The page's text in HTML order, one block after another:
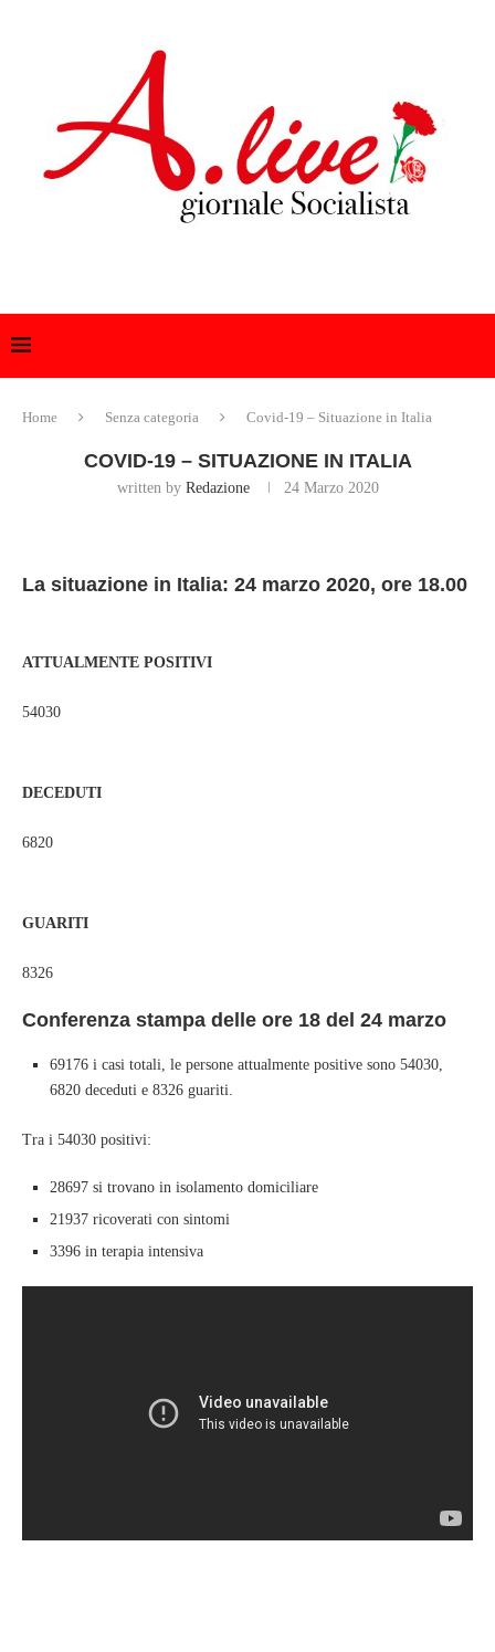
Home Senza categoria Covid-19 – Situazione in Italia
COVID-19 – SITUAZIONE IN ITALIA
written by Redazione 24 Marzo 2020
La situazione in Italia: 24 marzo 2020, ore 18.00
ATTUALMENTE POSITIVI
54030
DECEDUTI
6820
GUARITI
8326
Conferenza stampa delle ore 18 del 24 marzo
69176 i casi totali, le persone attualmente positive sono 54030,
6820 deceduti e 8326 guariti.
Tra i 54030 positivi:
28697 si trovano in isolamento domiciliare
21937 ricoverati con sintomi
3396 in terapia intensiva